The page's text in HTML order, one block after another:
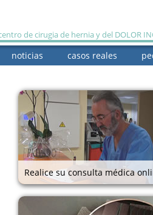
de cirugia de hernia y del DOLOR
casos reales
noticias
Realice su consulta médica